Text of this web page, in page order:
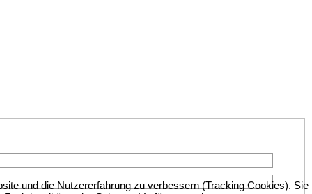
und die Nutzererfahrung zu verbessern (Tracking Cookies). Sie